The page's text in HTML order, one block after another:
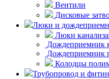
Вентили
Дисковые
Люки и
Люки
Дождеприемник
Дождеприемник
Колодцы
Трубопровод и